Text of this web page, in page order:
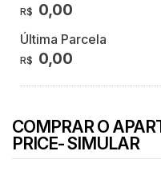
R$ 0,00
Última Parcela
R$ 0,00
COMPRAR O
PRICE- SIMULAR